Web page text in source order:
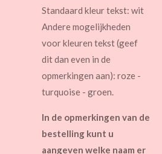
Standaard kleur tekst: wit
Andere mogelijkheden
voor kleuren tekst (geef
dit dan even in de
opmerkingen aan): roze -
turquoise - groen.
In de opmerkingen van de
bestelling kunt u
aangeven welke naam er